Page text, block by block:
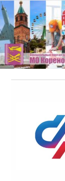
Перейти
к
содержимому